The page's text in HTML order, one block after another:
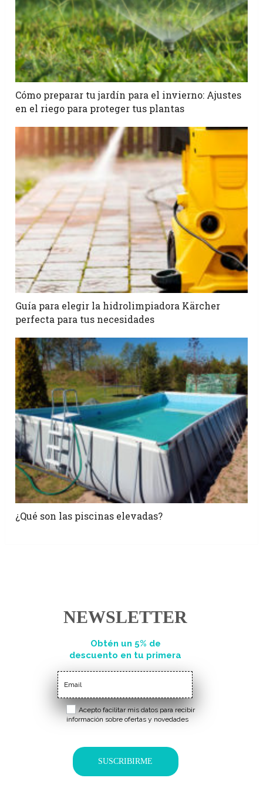
Cómo preparar tu jardín para el invierno: Ajustes
en el riego para proteger tus plantas
Guía para elegir la hidrolimpiadora Kärcher
perfecta para tus necesidades
¿Qué son las piscinas elevadas?
Obtén un 5% de
descuento en tu primera
NEWSLETTER
SUSCRIBIRME
Acepto facilitar mis datos para recibir
información sobre ofertas y novedades